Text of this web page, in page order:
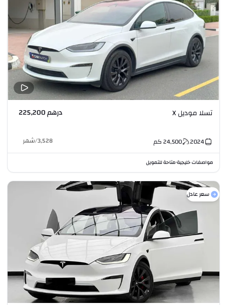
تسلا موديل X درهم 225,200
2024
24,500كم 3,528
/شهر
مواصفات خليجية•متاحة للتمويل
سعر عادل